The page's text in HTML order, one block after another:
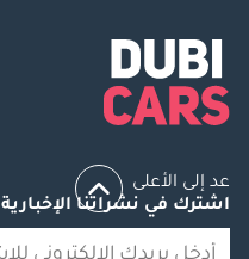
عد إلى الأعلى
اشترك في نشراتنا الإخبارية